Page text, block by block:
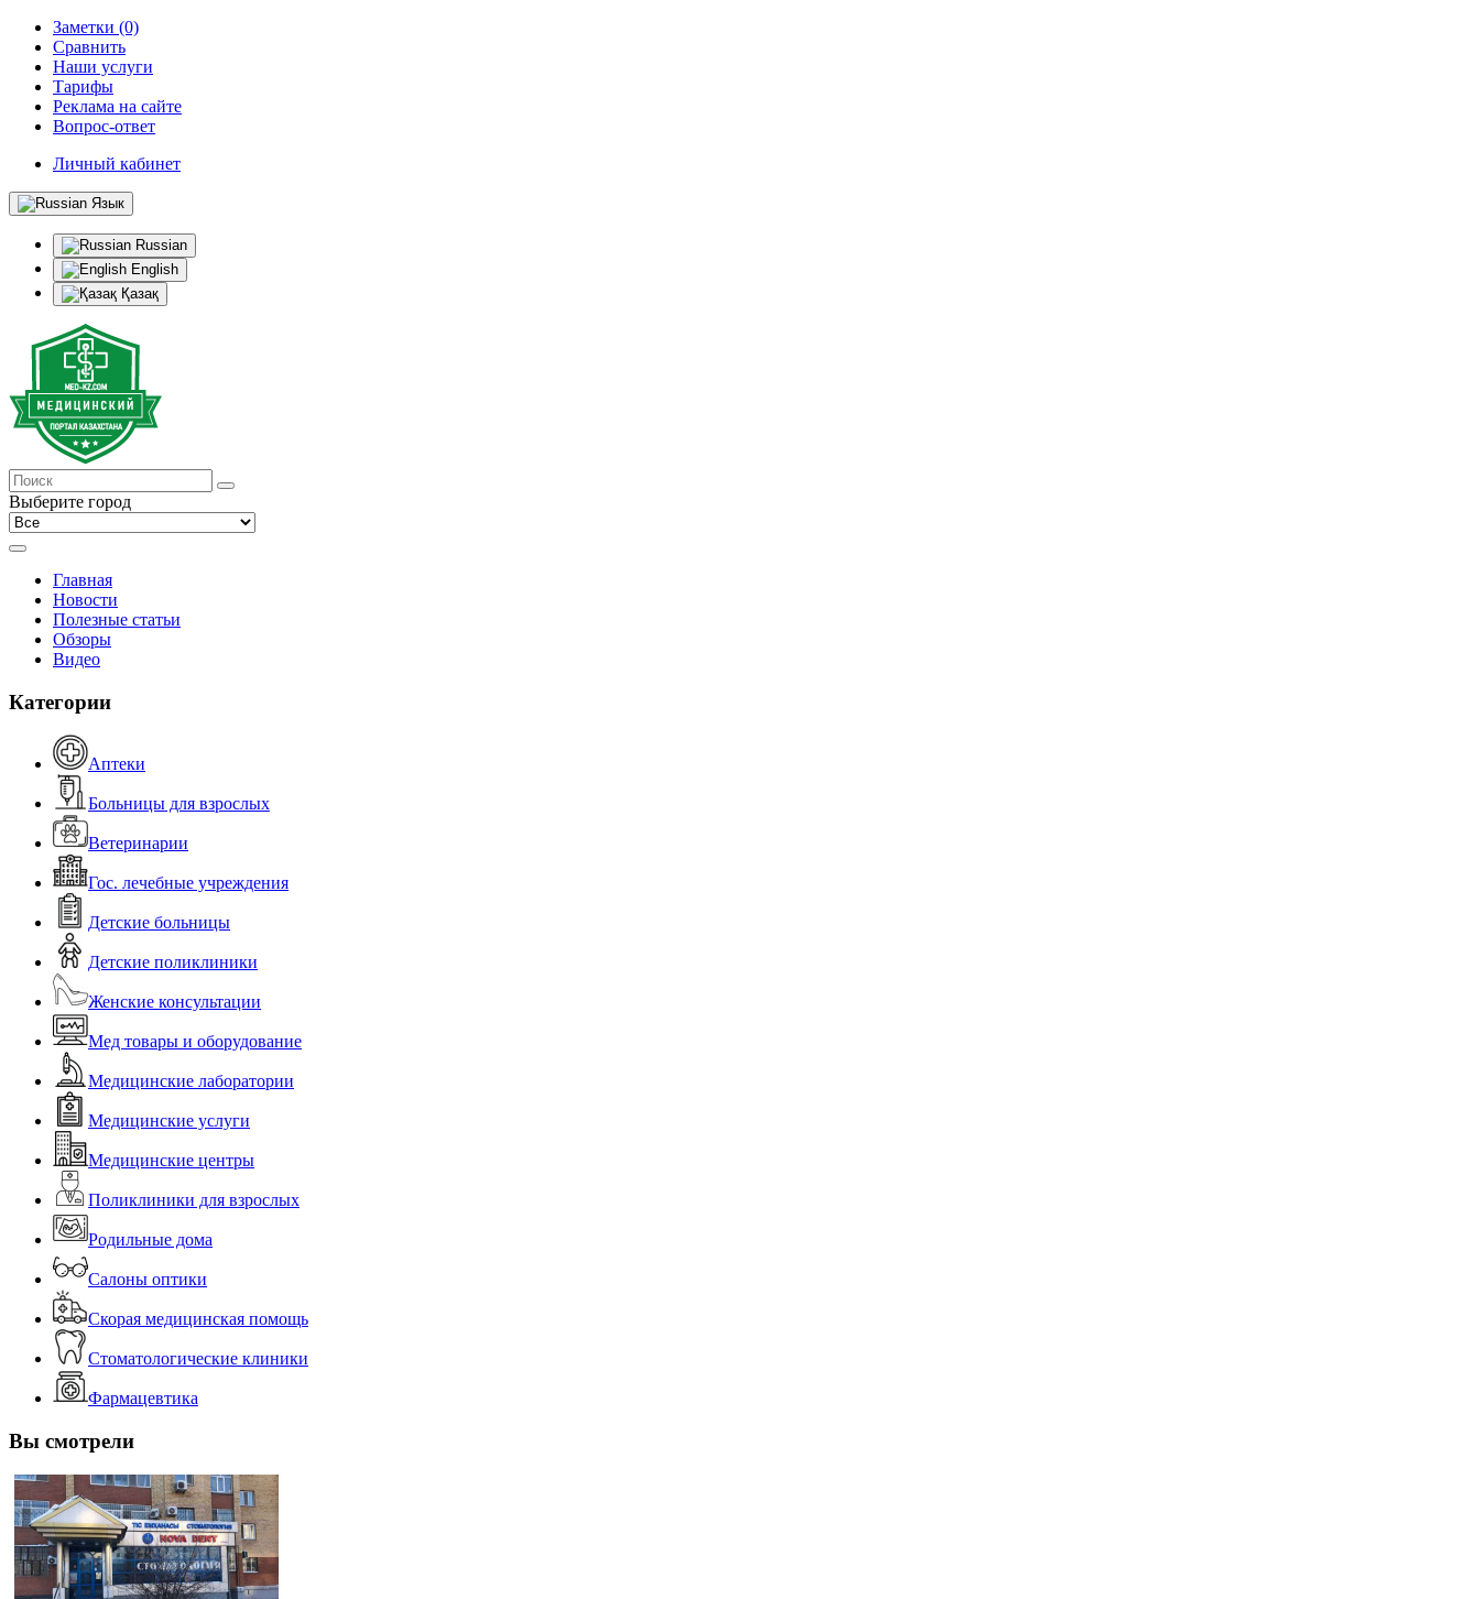
Заметки (0)
Сравнить
Наши услуги
Тарифы
Реклама на сайте
Вопрос-ответ
Личный кабинет
Язык
Russian
English
Қазақ
Выберите город
Главная
Новости
Полезные статьи
Обзоры
Видео
Категории
Аптеки
Больницы для взрослых
Ветеринарии
Гос. лечебные учреждения
Детские больницы
Детские поликлиники
Женские консультации
Мед товары и оборудование
Медицинские лаборатории
Медицинские услуги
Медицинские центры
Поликлиники для взрослых
Родильные дома
Салоны оптики
Скорая медицинская помощь
Стоматологические клиники
Фармацевтика
Вы смотрели